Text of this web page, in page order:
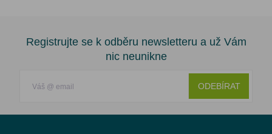
Registrujte se k odběru newsletteru a už Vám
nic neunikne
ODEBÍRAT